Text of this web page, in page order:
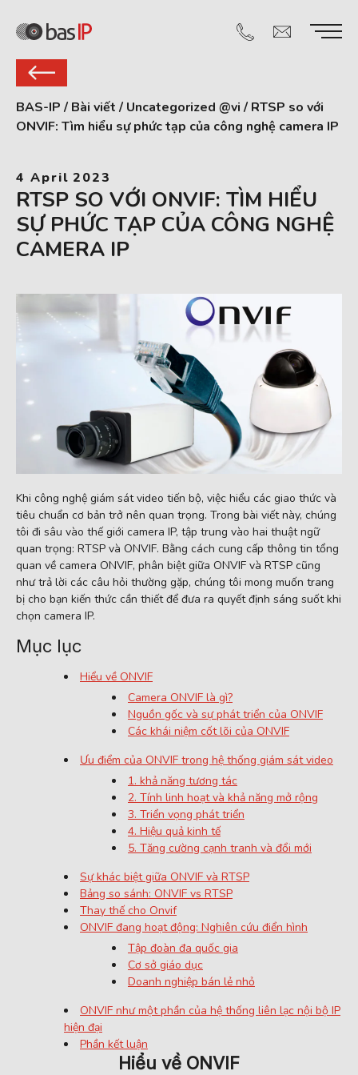
BAS-IP / Bài viết / Uncategorized @vi / RTSP so với
ONVIF: Tìm hiểu sự phức tạp của công nghệ camera IP
4 April 2023
RTSP SO VỚI ONVIF: TÌM HIỂU
SỰ PHỨC TẠP CỦA CÔNG NGHỆ
CAMERA IP
Khi công nghệ giám sát video tiến bộ, việc hiểu các giao thức và
tiêu chuẩn cơ bản trở nên quan trọng. Trong bài viết này, chúng
tôi đi sâu vào thế giới camera IP, tập trung vào hai thuật ngữ
quan trọng: RTSP và ONVIF. Bằng cách cung cấp thông tin tổng
quan về camera ONVIF, phân biệt giữa ONVIF và RTSP cũng
như trả lời các câu hỏi thường gặp, chúng tôi mong muốn trang
bị cho bạn kiến ​​thức cần thiết để đưa ra quyết định sáng suốt khi
chọn camera IP.
Mục lục
Hiểu về ONVIF
Camera ONVIF là gì?
Nguồn gốc và sự phát triển của ONVIF
Các khái niệm cốt lõi của ONVIF
Ưu điểm của ONVIF trong hệ thống giám sát video
1. khả năng tương tác
2. Tính linh hoạt và khả năng mở rộng
3. Triển vọng phát triển
4. Hiệu quả kinh tế
5. Tăng cường cạnh tranh và đổi mới
Sự khác biệt giữa ONVIF và RTSP
Bảng so sánh: ONVIF vs RTSP
Thay thế cho Onvif
ONVIF đang hoạt động: Nghiên cứu điển hình
Tập đoàn đa quốc gia
Cơ sở giáo dục
Doanh nghiệp bán lẻ nhỏ
ONVIF như một phần của hệ thống liên lạc nội bộ IP
hiện đại
Phần kết luận
Hiểu về ONVIF